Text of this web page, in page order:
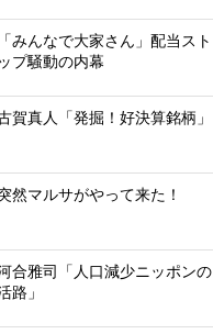
「みんなで大家さん」配当スト
ップ騒動の内幕
賀真人「発掘！好決算銘柄」
然マルサがやって来た！
合雅司「人口減少ニッポンの
路」